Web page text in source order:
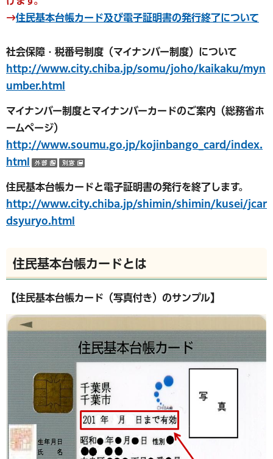
→住民基本台帳カード及び電子証明書の発行終了について
社会保障・税番号制度（マイナンバー制度）について
http://www.city.chiba.jp/somu/joho/kaikaku/myn
umber.html
マイナンバー制度とマイナンバーカードのご案内（総務省ホ
ームページ）
http://www.soumu.go.jp/kojinbango_card/index.
html
（外部サイトへリンク）
住民基本台帳カードと電子証明書の発行を終了します。
http://www.city.chiba.jp/shimin/shimin/kusei/jcar
dsyuryo.html
住民基本台帳カードとは
【住民基本台帳カード（写真付き）のサンプル】